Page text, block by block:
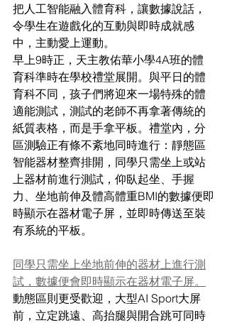
把人工智能融入體育科，讓數據說話，
令學生在遊戲化的互動與即時成就感
中，主動愛上運動。
早上9時正，天主教佑華小學4A班的體
育科準時在學校禮堂展開。與平日的體
育科不同，孩子們將迎來一場特殊的體
適能測試，測試的老師不再拿著傳統的
紙質表格，而是手拿平板。禮堂內，分
區測驗正有條不紊地同時進行：靜態區
智能器材整齊排開，同學只需坐上或站
上器材前進行測試，仰臥起坐、手握
力、坐地前伸及體高體重BMI的數據便即
時顯示在器材電子屏，並即時傳送至裝
有系統的平板。
同學只需坐上坐地前伸的器材上進行測
試，數據便會即時顯示在器材電子屏。
動態區則更受歡迎，大型AI Sport大屏
前，立定跳遠、高抬腿與開合跳可同時